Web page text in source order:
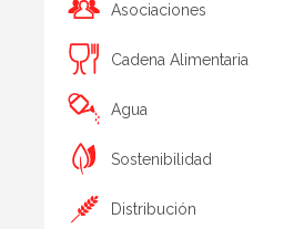
Asociaciones
Cadena Alimentaria
Agua
Sostenibilidad
Distribución